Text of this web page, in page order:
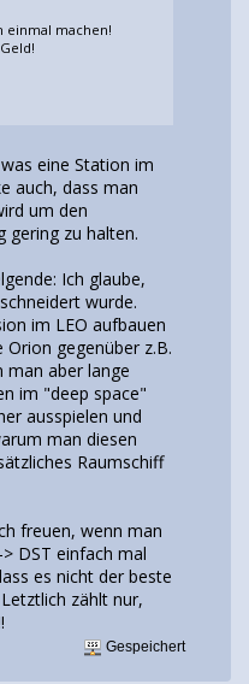
einmal machen!
eine Station im
auch, dass man
um den
gering zu halten.
Ich glaube,
wurde.
im LEO aufbauen
gegenüber z.B.
man aber lange
im "deep space"
ausspielen und
man diesen
Raumschiff
freuen, wenn man
DST einfach mal
es nicht der beste
zählt nur,
Gespeichert